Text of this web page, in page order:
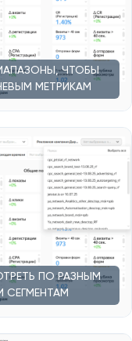
ЧТОБЫ
МЕТРИКАМ
ПО РАЗНЫМ
СЕГМЕНТАМ